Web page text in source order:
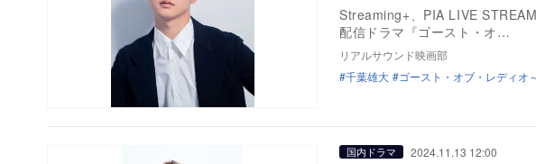
Streaming+、PIA LIVE
配信ドラマ『ゴースト・オ…
リアルサウンド映画部
千葉雄大
ゴースト・オブ・レディオ
国内ドラマ 2024.11.13 12:00